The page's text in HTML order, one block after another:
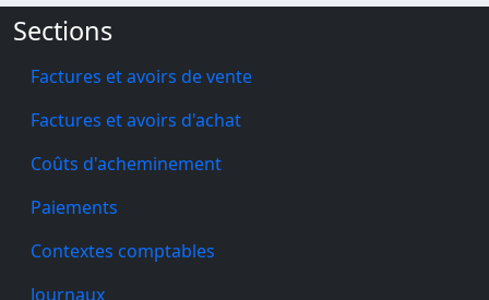
Sections
Factures et avoirs de vente
Factures et avoirs d'achat
Coûts d'acheminement
Paiements
Contextes comptables
Journaux